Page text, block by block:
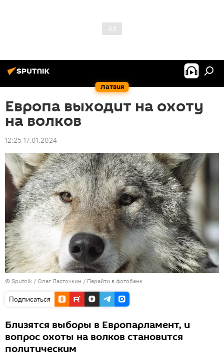
Латвия
Европа выходит на охоту
на волков
12:25 17.01.2024
© Sputnik / Олег Ласточкин / Перейти в фотобанк
Подписаться
Близятся выборы в Европарламент, и
вопрос охоты на волков становится
политическим